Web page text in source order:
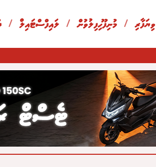
ވިޔަފާރި / މުނިފޫހިފިލުވުން / ލައިފްސްޓައިލް /